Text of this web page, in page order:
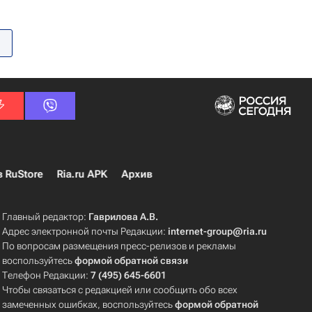
RuStore Ria.ru APK Архив
Главный редактор: Гаврилова А.В.
Адрес электронной почты Редакции:internet-group@ria.ru
По вопросам размещения пресс-релизов и рекламы
воспользуйтесьформой обратной связи
Телефон Редакции:7 (495) 645-6601
Чтобы связаться с редакцией или сообщить обо всех
замеченных ошибках, воспользуйтесьформой обратной